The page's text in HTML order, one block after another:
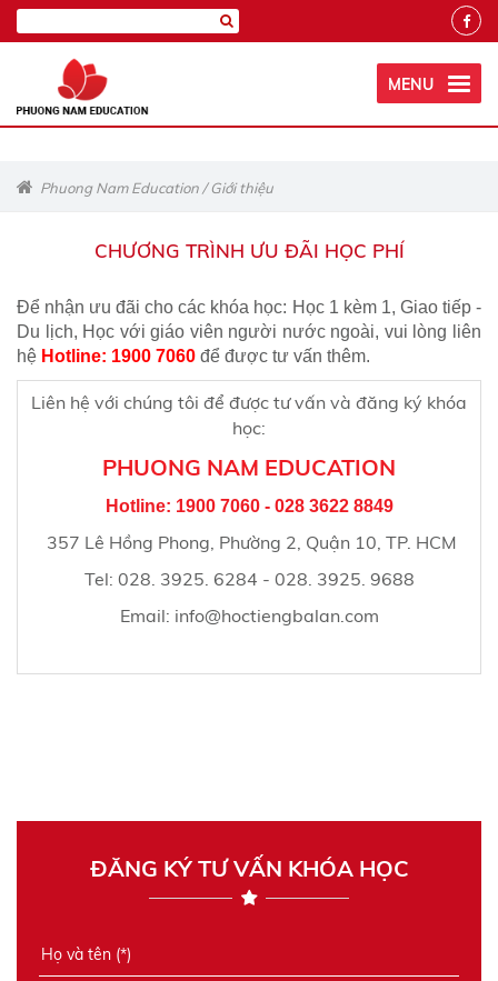
MENU
Phuong Nam Education/Giới thiệu
CHƯƠNG TRÌNH ƯU ĐÃI HỌC PHÍ
Để nhận ưu đãi cho các khóa học: Học 1 kèm 1, Giao tiếp -
Du lịch, Học với giáo viên người nước ngoài, vui lòng liên
hệ Hotline: 1900 7060 để được tư vấn thêm.
Liên hệ với chúng tôi để được tư vấn và đăng ký khóa
học:
PHUONG NAM EDUCATION
Hotline: 1900 7060 - 028 3622 8849
357 Lê Hồng Phong, Phường 2, Quận 10, TP. HCM
Tel: 028. 3925. 6284 - 028. 3925. 9688
Email: info@hoctiengbalan.com
ĐĂNG KÝ TƯ VẤN KHÓA HỌC